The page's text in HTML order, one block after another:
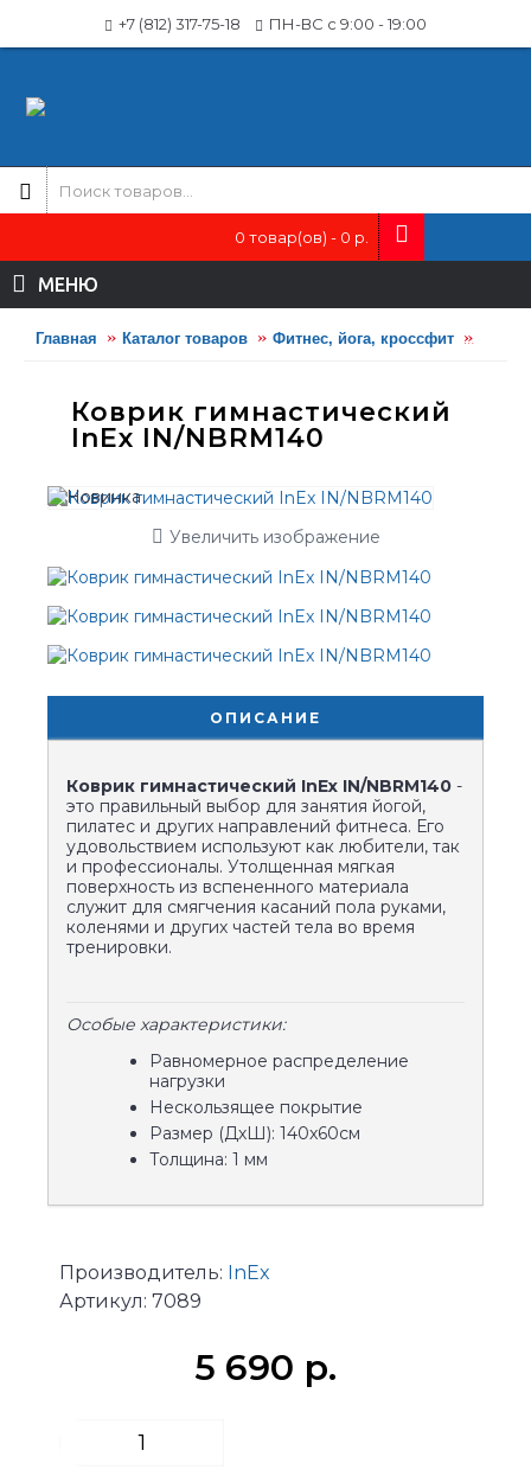
+7 (812) 317-75-18 ПН-ВС с 9:00 - 19:00
0 товар(ов) - 0 р.
МЕНЮ
Главная Каталог товаров Фитнес, йога, кроссфит
Коврик гимнастический
InEx IN/NBRM140
Увеличить изображение
ОПИСАНИЕ
Коврик гимнастический InEx IN/NBRM140 -
это правильный выбор для занятия йогой,
пилатес и других направлений фитнеса. Его
удовольствием используют как любители, так
и профессионалы. Утолщенная мягкая
поверхность из вспененного материала
служит для смягчения касаний пола руками,
коленями и других частей тела во время
тренировки.
Особые характеристики:
Равномерное распределение
нагрузки
Нескользящее покрытие
Размер (ДхШ): 140x60см
Толщина: 1 мм
Производитель: InEx
Артикул: 7089
5 690 р.